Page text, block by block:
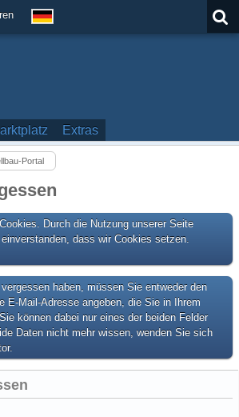
Extras
Portal
Durch die Nutzung unserer Seite
dass wir Cookies setzen.
haben, müssen Sie entweder den
E-Mail-Adresse angeben, die Sie in Ihrem
können dabei nur eines der beiden Felder
Daten nicht mehr wissen, wenden Sie sich